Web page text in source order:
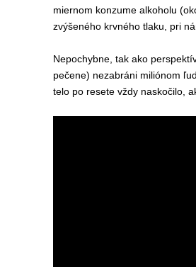
miernom konzume alkoholu
zvýšeného krvného tlaku, pri
Nepochybne, tak ako
pečene) nezabráni miliónom
telo po resete vždy naskočilo,